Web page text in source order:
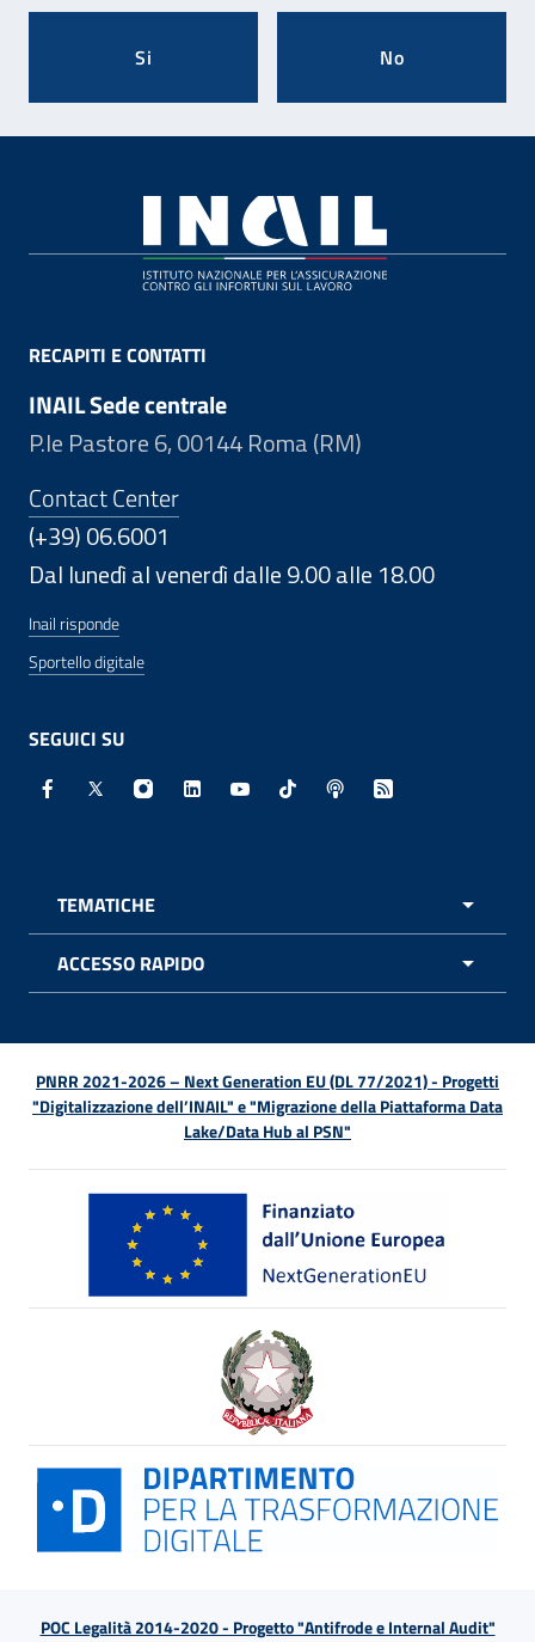
Si No
RECAPITI E CONTATTI
INAIL Sede centrale
P.le Pastore 6, 00144 Roma (RM)
Contact Center
(+39) 06.6001
Dal lunedì al venerdì dalle 9.00 alle 18.00
Inail risponde
Sportello digitale
SEGUICI SU
Facebook - Sito esterno - Apertura in nuova finestra
X - Sito esterno - Apertura in nuova finestra
Instagram - Sito esterno - Apertura in
Linkedin - Sito esterno - Apertura in
Youtube - Sito esterno -
TikTok - Sito esterno -
Spreaker - Sito
Feed RSS -
TEMATICHE
ACCESSO RAPIDO
PNRR 2021-2026 – Next Generation EU (DL 77/2021) - Progetti
"Digitalizzazione dell’INAIL" e "Migrazione della Piattaforma Data
Lake/Data Hub al PSN"
POC Legalità 2014-2020 - Progetto "Antifrode e Internal Audit"